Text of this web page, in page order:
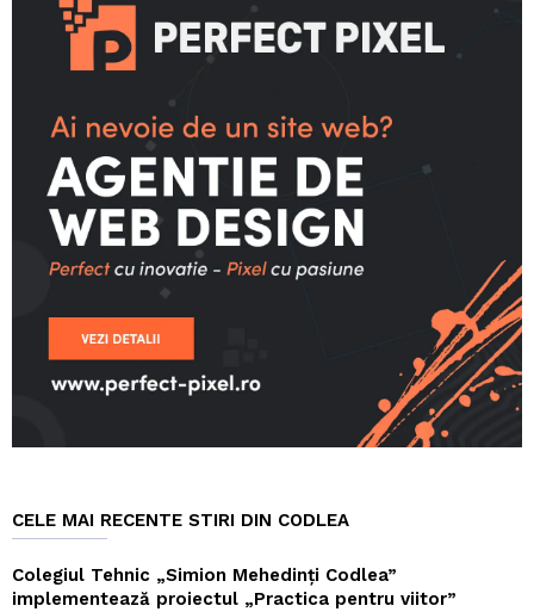
CELE MAI RECENTE STIRI DIN CODLEA
Colegiul Tehnic „Simion Mehedinți Codlea”
implementează proiectul „Practica pentru viitor”